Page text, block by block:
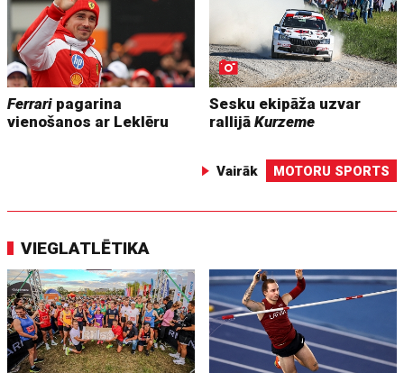
Ferrari pagarina
vienošanos ar Leklēru
Sesku ekipāža uzvar
rallijāKurzeme
Vairāk MOTORU SPORTS
VIEGLATLĒTIKA